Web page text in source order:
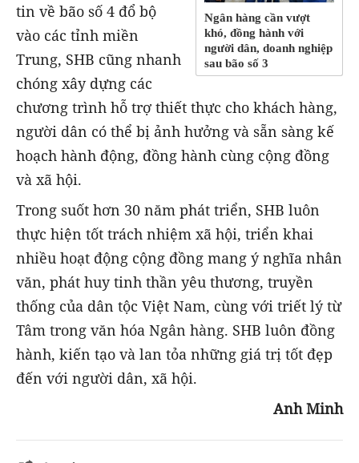
Ngân hàng cần vượt
khó, đồng hành với
người dân, doanh nghiệp
sau bão số 3
tin về bão số 4 đổ bộ
vào các tỉnh miền
Trung, SHB cũng nhanh
chóng xây dựng các
chương trình hỗ trợ thiết thực cho khách hàng,
người dân có thể bị ảnh hưởng và sẵn sàng kế
hoạch hành động, đồng hành cùng cộng đồng
và xã hội.
Trong suốt hơn 30 năm phát triển, SHB luôn
thực hiện tốt trách nhiệm xã hội, triển khai
nhiều hoạt động cộng đồng mang ý nghĩa nhân
văn, phát huy tinh thần yêu thương, truyền
thống của dân tộc Việt Nam, cùng với triết lý từ
Tâm trong văn hóa Ngân hàng. SHB luôn đồng
hành, kiến tạo và lan tỏa những giá trị tốt đẹp
đến với người dân, xã hội.
Anh Minh